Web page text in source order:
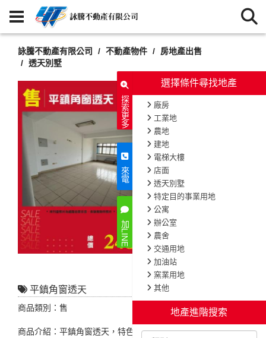
選擇條件尋找地產
廠房
工業地
農地
建地
電梯大樓
店面
透天別墅
特定目的事業用地
公寓
辦公室
農舍
交通用地
加油站
窯業用地
其他
地產進階搜索
探索更多
來電
加LINE
詠騰不動產有限公司 不動產物件
房地產出售
透天別墅
平鎮角窗透天
商品類別：售
商品介紹：平鎮角窗透天，特色說明:近平鎮國中，新勢公園，